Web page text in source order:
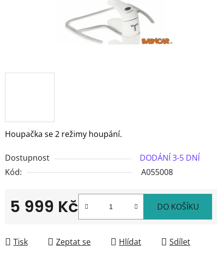
Houpačka se 2 režimy houpání.
Dostupnost
DODÁNÍ 3-5 DNÍ
Kód:
A055008
5 999 Kč DO KOŠÍKU
Tisk Zeptat se Hlídat Sdílet